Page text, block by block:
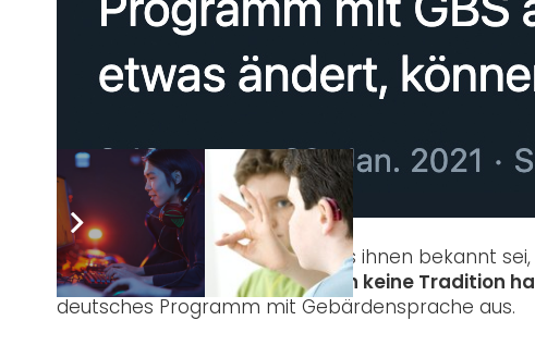
Das Erste erklärte dann, dass es ihnen bekannt sei,
Gegensatz zu anderen Ländern keine Tradition
deutsches Programm mit Gebärdensprache aus.